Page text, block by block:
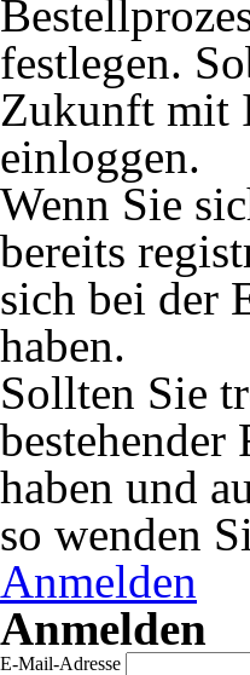
festlegen.
Zukunft mit
einloggen.
Wenn Sie
bereits
sich bei der
haben.
Sollten Sie
haben und
so wenden
Anmelden
Anmelden
E-Mail-Adresse